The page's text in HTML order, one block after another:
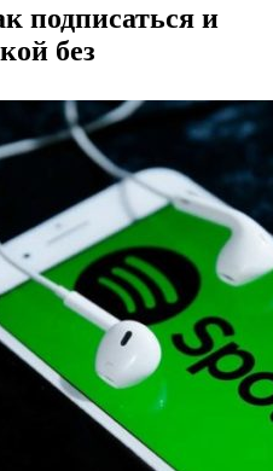
подписаться и
без